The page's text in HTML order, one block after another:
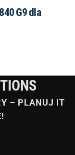
G9 dla
– PLANUJ IT